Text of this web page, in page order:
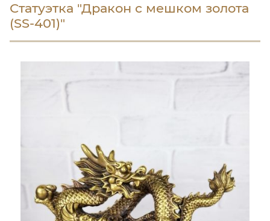
Статуэтка "Дракон с мешком золота
(SS-401)"